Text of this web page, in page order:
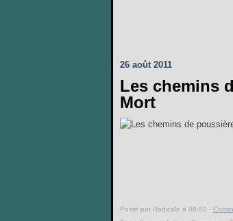
26 août 2011
Les chemins
Mort
Posté par Radicale à 08:00 -